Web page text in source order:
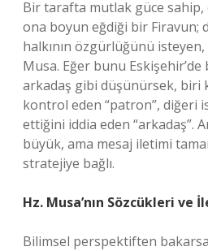
Bir tarafta mutlak güce
ona boyun eğdiği bir Firavun;
halkının özgürlüğünü
Musa. Eğer bunu
arkadaş gibi düşünürsek, biri
kontrol eden “patron”, diğeri
ettiğini iddia eden “arkadaş”.
büyük, ama mesaj iletimi
stratejiye bağlı.
Hz. Musa’nın Sözcükleri
Bilimsel perspektiften